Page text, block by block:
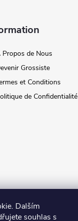
Dalším
souhlas s
Propos de Nous
Grossiste
et Conditions
de Confidentialité